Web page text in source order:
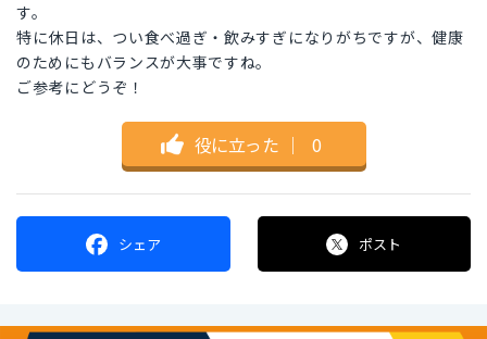
す。
特に休日は、つい食べ過ぎ・飲みすぎになりがちですが、健康
のためにもバランスが大事ですね。
ご参考にどうぞ！
役に立った ｜ 0
シェア ポスト